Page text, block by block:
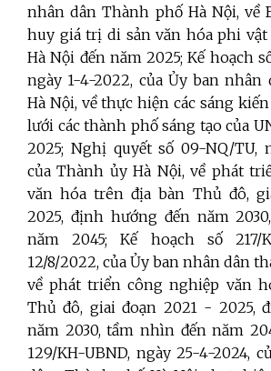
nhân dân Thành phố Hà Nội, về
huy giá trị di sản văn hóa phi
Hà Nội đến năm 2025; Kế hoạch
ngày 1-4-2022, của Ủy ban
Hà Nội, về thực hiện các sáng
lưới các thành phố sáng tạo của
2025; Nghị quyết số 09-NQ/TU,
của Thành ủy Hà Nội, về phát
văn hóa trên địa bàn Thủ đô,
2025, định hướng đến năm
năm 2045;
Kế hoạch số 217/
12/8/2022, của Ủy ban nhân dân
về phát triển công nghiệp văn
Thủ đô, giai đoạn 2021 - 2025,
năm 2030, tầm nhìn đến năm
129/KH-UBND, ngày 25-4-2024,